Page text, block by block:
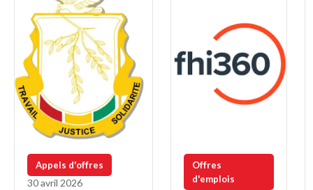
Appels d'offres
30 avril 2026
Offres
d'emplois